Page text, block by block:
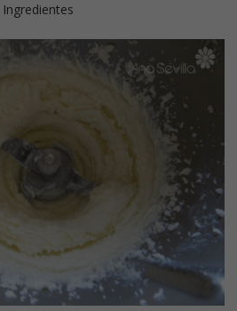
Ingredientes